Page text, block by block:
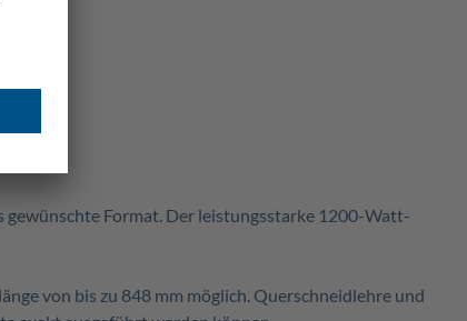
gewünschte Format. Der leistungsstarke 1200-Watt-
von bis zu 848 mm möglich. Querschneidlehre und